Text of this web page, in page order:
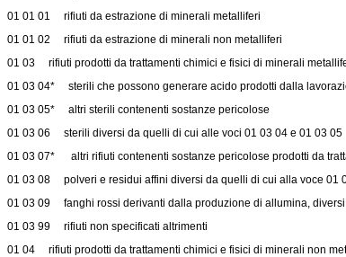
01 01 01 rifiuti da estrazione di minerali metalliferi
01 01 02 rifiuti da estrazione di minerali non metalliferi
01 03 rifiuti prodotti da trattamenti chimici e fisici di minerali
01 03 04* sterili che possono generare acido prodotti dalla
01 03 05* altri sterili contenenti sostanze pericolose
01 03 06 sterili diversi da quelli di cui alle voci 01 03 04 e 01 03 05
01 03 07* altri rifiuti contenenti sostanze pericolose prodotti da
01 03 08 polveri e residui affini diversi da quelli di cui alla voce 01
01 03 09 fanghi rossi derivanti dalla produzione di allumina,
01 03 99 rifiuti non specificati altrimenti
01 04 rifiuti prodotti da trattamenti chimici e fisici di minerali non